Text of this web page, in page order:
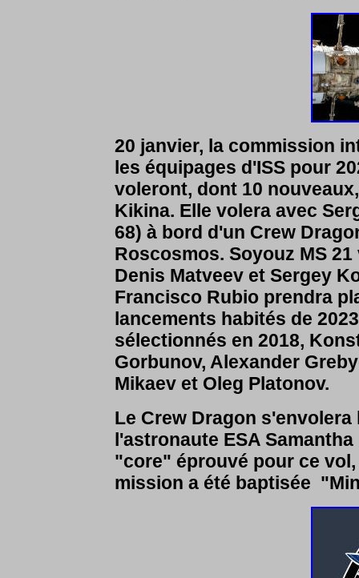
20 janvier, la commission
les équipages d'ISS pour
voleront, dont 10
Kikina. Elle volera avec
68) à bord d'un Crew
Roscosmos. Soyouz MS
Denis Matveev et Sergey
Francisco Rubio prendra
lancements habités de
sélectionnés en 2018,
Gorbunov, Alexander
Mikaev et Oleg Platonov.
Le Crew Dragon
l'astronaute ESA
"core" éprouvé pour ce
mission a été baptisée